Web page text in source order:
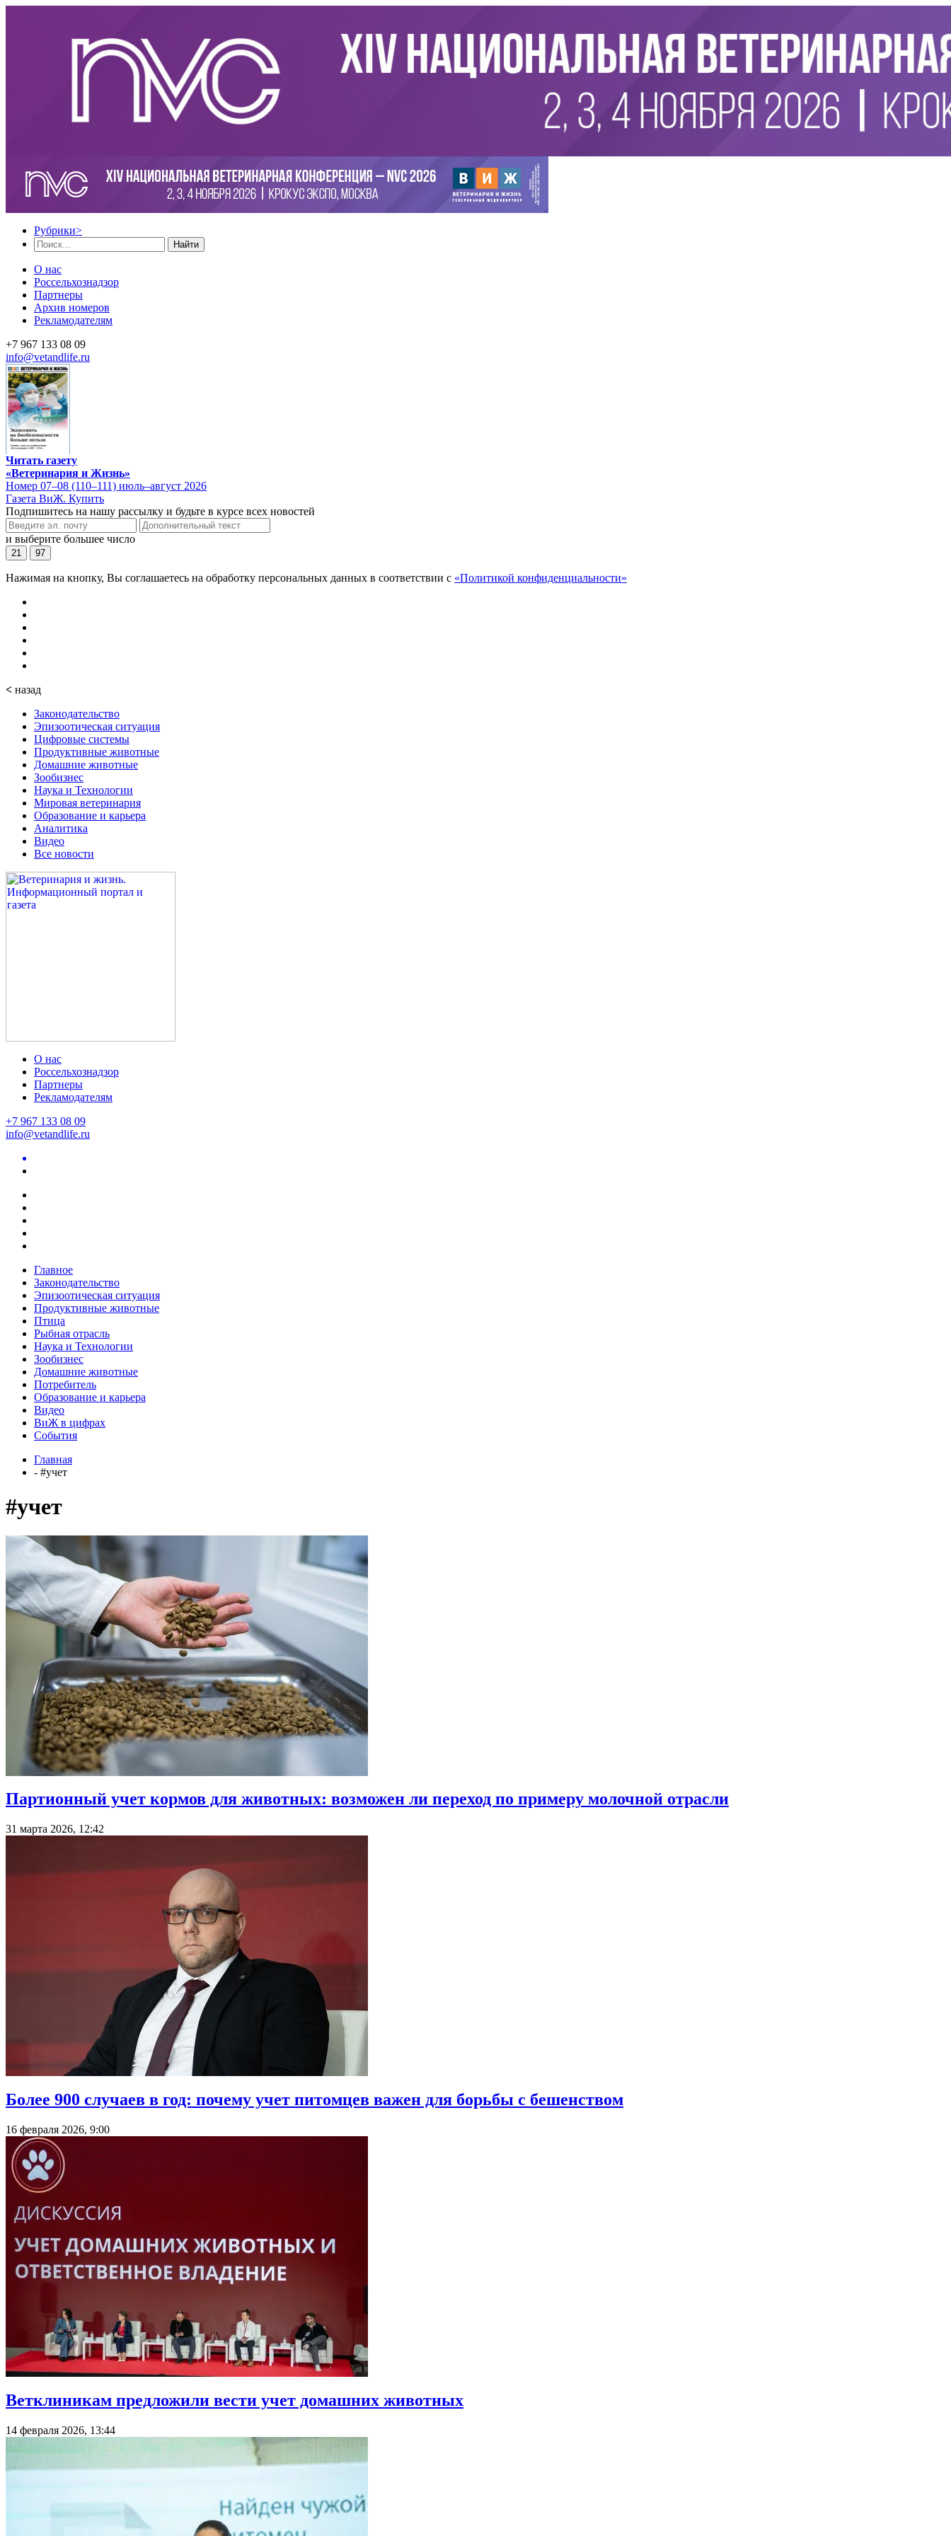
Рубрики>
Найти
О нас
Россельхознадзор
Партнеры
Архив номеров
Рекламодателям
+7 967 133 08 09
info@vetandlife.ru
Читать газету
«Ветеринария и Жизнь»
Номер 07–08 (110–111) июль–август 2026
Газета ВиЖ. Купить
Подпишитесь на нашу рассылку и будьте в курсе всех новостей
и выберите большее число
21 97
Нажимая на кнопку, Вы соглашаетесь на обработку персональных данных в соответствии с «Политикой конфиденциальности»
< назад
Законодательство
Эпизоотическая ситуация
Цифровые системы
Продуктивные животные
Домашние животные
Зообизнес
Наука и Технологии
Мировая ветеринария
Образование и карьера
Аналитика
Видео
Все новости
О нас
Россельхознадзор
Партнеры
Рекламодателям
+7 967 133 08 09
info@vetandlife.ru
Главное
Законодательство
Эпизоотическая ситуация
Продуктивные животные
Птица
Рыбная отрасль
Наука и Технологии
Зообизнес
Домашние животные
Потребитель
Образование и карьера
Видео
ВиЖ в цифрах
События
Главная
- #учет
#учет
Партионный учет кормов для животных: возможен ли переход по примеру молочной отрасли
31 марта 2026, 12:42
Более 900 случаев в год: почему учет питомцев важен для борьбы с бешенством
16 февраля 2026, 9:00
Ветклиникам предложили вести учет домашних животных
14 февраля 2026, 13:44